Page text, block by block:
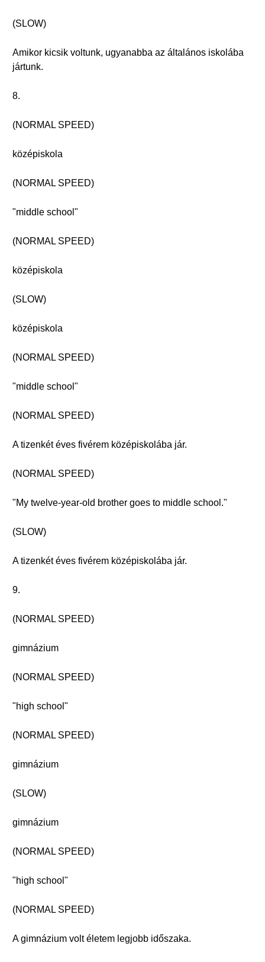
(SLOW)
Amikor kicsik voltunk, ugyanabba az általános iskolába
jártunk.
8.
(NORMAL SPEED)
középiskola
(NORMAL SPEED)
"middle school"
(NORMAL SPEED)
középiskola
(SLOW)
középiskola
(NORMAL SPEED)
"middle school"
(NORMAL SPEED)
A tizenkét éves fivérem középiskolába jár.
(NORMAL SPEED)
"My twelve-year-old brother goes to middle school."
(SLOW)
A tizenkét éves fivérem középiskolába jár.
9.
(NORMAL SPEED)
gimnázium
(NORMAL SPEED)
"high school"
(NORMAL SPEED)
gimnázium
(SLOW)
gimnázium
(NORMAL SPEED)
"high school"
(NORMAL SPEED)
A gimnázium volt életem legjobb időszaka.